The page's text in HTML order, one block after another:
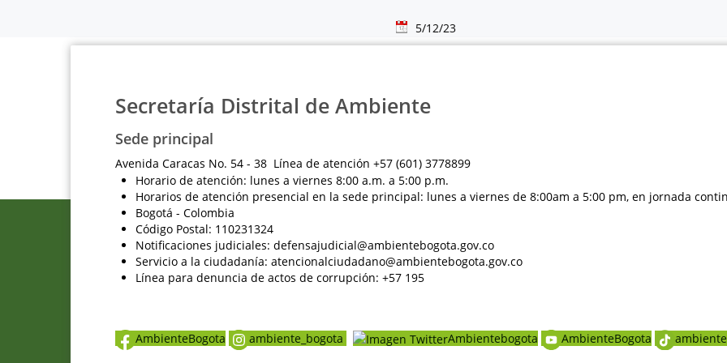
5/12/23
Secretaría Distrital de Ambiente
Sede principal
Avenida Caracas No. 54 - 38 Línea de atención +57 (601) 3778899
Horario de atención: lunes a viernes 8:00 a.m. a 5:00 p.m.
Horarios de atención presencial en la sede principal: lunes a viernes de 8:00am a 5:00 pm, en jornada
Bogotá - Colombia
Código Postal: 110231324
Notificaciones judiciales: defensajudicial@ambientebogota.gov.co
Servicio a la ciudadanía: atencionalciudadano@ambientebogota.gov.co
Línea para denuncia de actos de corrupción: +57 195
AmbienteBogota ambiente_bogota Ambientebogota AmbienteBogota